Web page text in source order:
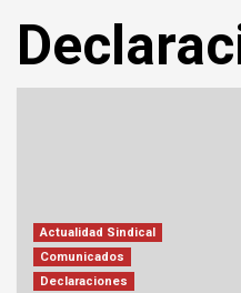
Actualidad Sindical
Comunicados
Declaraciones